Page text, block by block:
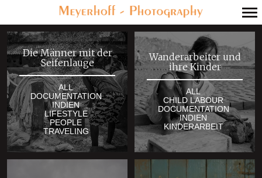
Primär-
Navigation
Die Männer mit der
Seifenlauge
ALL
DOCUMENTATION
INDIEN
LIFESTYLE
PEOPLE
TRAVELING
Wanderarbeiter und
ihre Kinder
ALL
CHILD LABOUR
DOCUMENTATION
INDIEN
KINDERARBEIT